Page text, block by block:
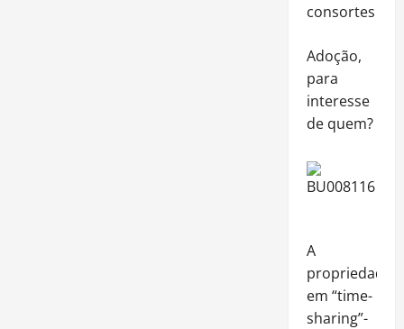
consortes
Adoção,
para
interesse
de quem?
A
propriedade
em “time-
sharing”-